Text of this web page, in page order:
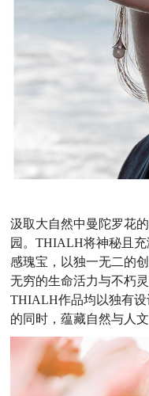
汲取大自然中曼陀罗花
园。THIALH将神秘且
感瑰宝，以独一无二的
无穷的生命活力与不朽
THIALH作品均以独有
的同时，蕴藏自然与人